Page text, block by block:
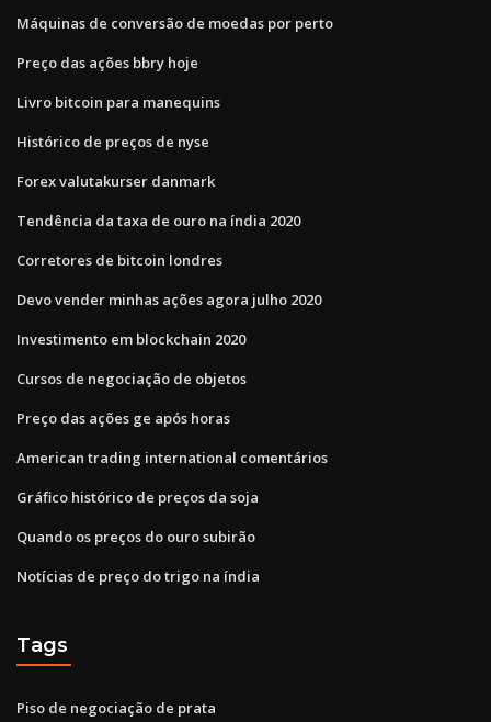
Máquinas de conversão de moedas por perto
Preço das ações bbry hoje
Livro bitcoin para manequins
Histórico de preços de nyse
Forex valutakurser danmark
Tendência da taxa de ouro na índia 2020
Corretores de bitcoin londres
Devo vender minhas ações agora julho 2020
Investimento em blockchain 2020
Cursos de negociação de objetos
Preço das ações ge após horas
American trading international comentários
Gráfico histórico de preços da soja
Quando os preços do ouro subirão
Notícias de preço do trigo na índia
Tags
Piso de negociação de prata